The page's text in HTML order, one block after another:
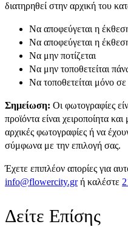
διατηρηθεί στην αρχική του
Να αποφεύγεται η
Να αποφεύγεται η
Να μην ποτίζεται
Να μην τοποθετείται
Να τοποθετείται μόνο
Σημείωση: Οι φωτογραφίες
προϊόντα είναι χειροποίητα
αρχικές φωτογραφίες ή να
σύμφωνα με την επιλογή σας.
Έχετε επιπλέον απορίες για
info@flowercity.grή καλέστε
Δείτε Επίσης